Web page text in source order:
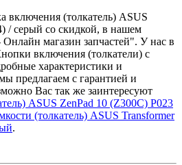
(толкатель) ASUS
/ серый со скидкой, в нашем
магазин запчастей". У нас в
включения (толкатели) с
характеристики и
предлагаем с гарантией и
Вас так же заинтересуют
ASUS ZenPad 10 (Z300C) P023
(толкатель) ASUS Transformer
.